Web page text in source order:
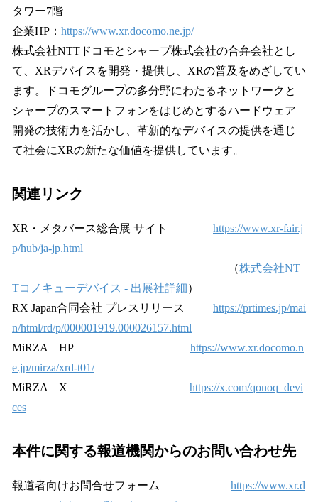
タワー7階
企業HP： https://www.xr.docomo.ne.jp/
株式会社NTTドコモとシャープ株式会社の合弁会社とし
て、XRデバイスを開発・提供し、XRの普及をめざしてい
ます。ドコモグループの多分野にわたるネットワークと
シャープのスマートフォンをはじめとするハードウェア
開発の技術力を活かし、革新的なデバイスの提供を通じ
て社会にXRの新たな価値を提供しています。
関連リンク
XR・メタバース総合展 サイト https://www.xr-fair.j
p/hub/ja-jp.html
（株式会社NT
Tコノキューデバイス - 出展社詳細）
RX Japan合同会社 プレスリリース https://prtimes.jp/mai
n/html/rd/p/000001919.000026157.html
MiRZA HP https://www.xr.docomo.n
e.jp/mirza/xrd-t01/
MiRZA X https://x.com/qonoq_devi
ces
本件に関する報道機関からのお問い合わせ先
報道者向けお問合せフォーム https://www.xr.d